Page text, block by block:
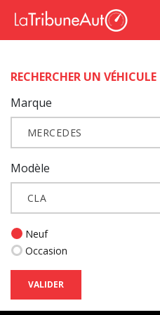
RECHERCHER UN VÉHICULE
Marque
MERCEDES
Modèle
CLA
Neuf
Occasion
VALIDER